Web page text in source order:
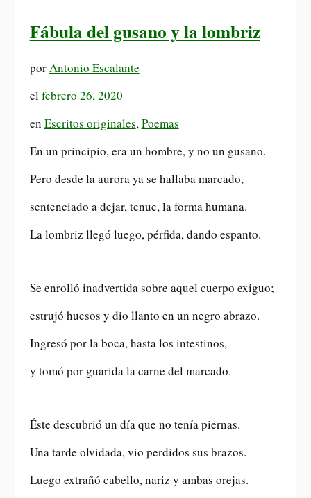
Fábula del gusano y la lombriz
porAntonio Escalante
el febrero 26, 2020
en Escritos originales,Poemas
En un principio, era un hombre, y no un gusano.
Pero desde la aurora ya se hallaba marcado,
sentenciado a dejar, tenue, la forma humana.
La lombriz llegó luego, pérfida, dando espanto.
Se enrolló inadvertida sobre aquel cuerpo exiguo;
estrujó huesos y dio llanto en un negro abrazo.
Ingresó por la boca, hasta los intestinos,
y tomó por guarida la carne del marcado.
Éste descubrió un día que no tenía piernas.
Una tarde olvidada, vio perdidos sus brazos.
Luego extrañó cabello, nariz y ambas orejas.